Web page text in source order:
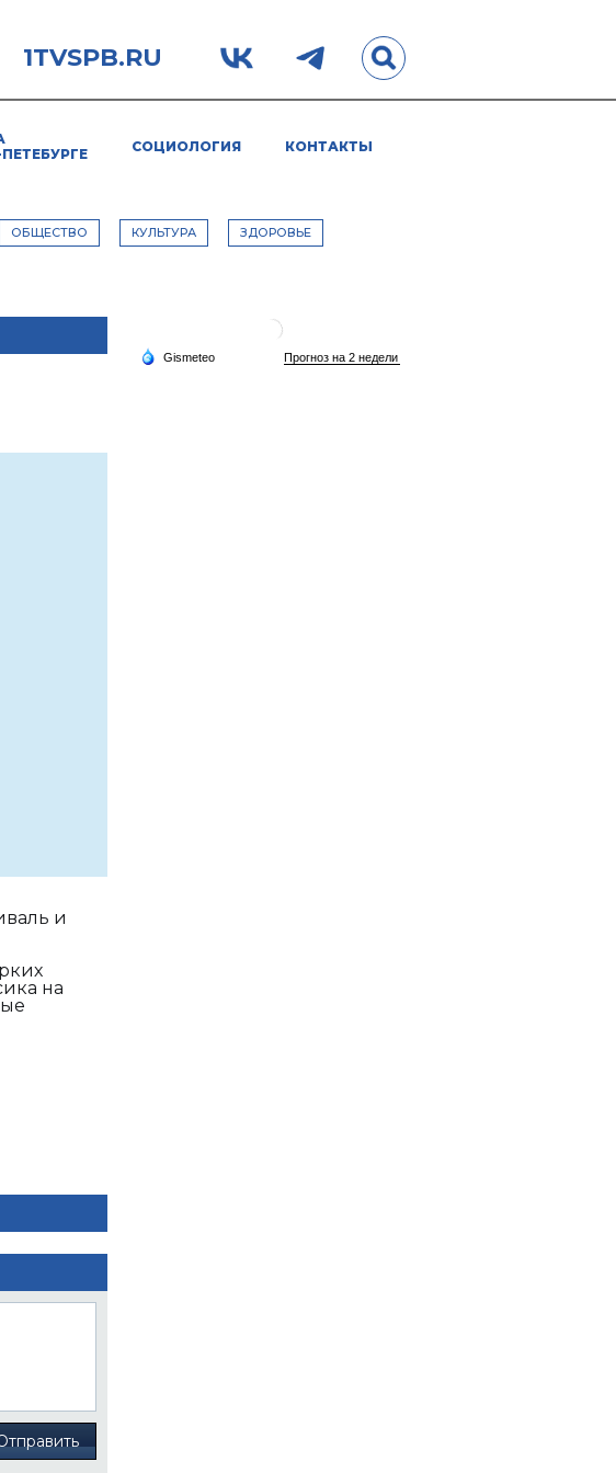
1TVSPB.RU
СОЦИОЛОГИЯ КОНТАКТЫ
ОБЩЕСТВО КУЛЬТУРА ЗДОРОВЬЕ
и
на